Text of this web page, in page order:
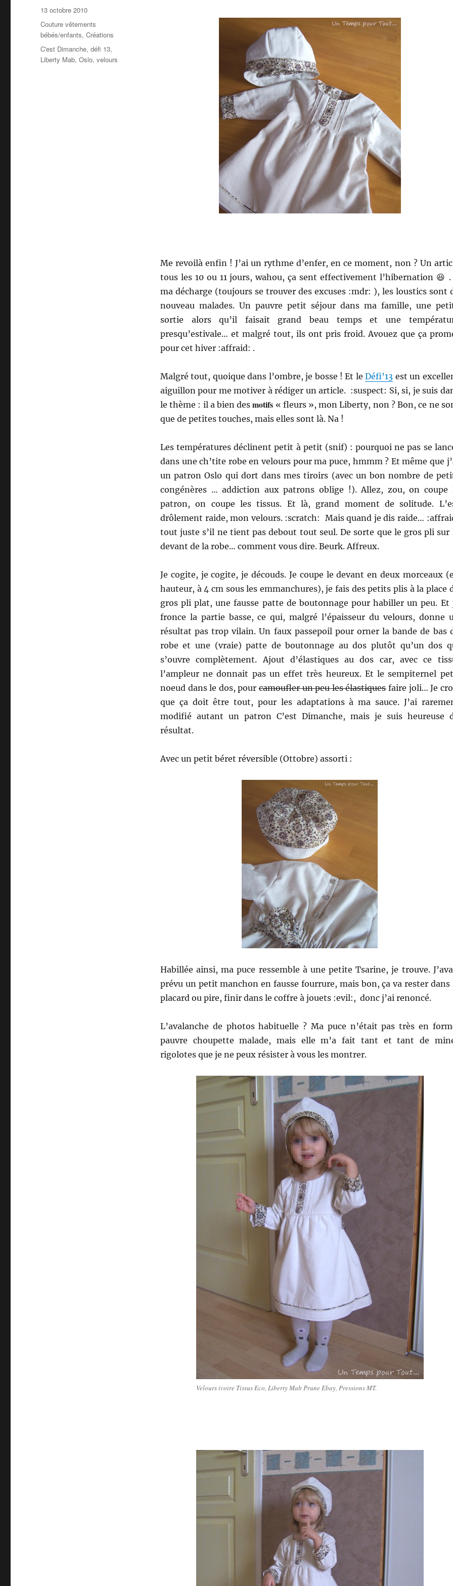
Me revoilà enfin ! J’ai un rythme d’enfer, en ce moment, non ? Un
tous les 10 ou 11 jours, wahou, ça sent effectivement l’hibernation 😆 .
ma décharge (toujours se trouver des excuses :mdr: ), les loustics sont
nouveau malades. Un pauvre petit séjour dans ma famille, une
sortie alors qu’il faisait grand beau temps et une
presqu’estivale… et malgré tout, ils ont pris froid. Avouez que ça
pour cet hiver :affraid: .
Malgré tout, quoique dans l’ombre, je bosse ! Et leDéfi’13 est un
aiguillon pour me motiver à rédiger un article. :suspect: Si, si, je suis
le thème : il a bien desmotifs « fleurs », mon Liberty, non ? Bon, ce ne
que de petites touches, mais elles sont là. Na !
Les températures déclinent petit à petit (snif) : pourquoi ne pas se
dans une ch’tite robe en velours pour ma puce, hmmm ? Et même que
un patron Oslo qui dort dans mes tiroirs (avec un bon nombre de
congénères … addiction aux patrons oblige !). Allez, zou, on coupe
patron, on coupe les tissus. Et là, grand moment de solitude.
drôlement raide, mon velours. :scratch: Mais quand je dis raide…
tout juste s’il ne tient pas debout tout seul. De sorte que le gros pli sur
devant de la robe… comment vous dire. Beurk. Affreux.
Je cogite, je cogite, je découds. Je coupe le devant en deux morceaux
hauteur, à 4 cm sous les emmanchures), je fais des petits plis à la place
gros pli plat, une fausse patte de boutonnage pour habiller un peu. Et
fronce la partie basse, ce qui, malgré l’épaisseur du velours, donne
résultat pas trop vilain. Un faux passepoil pour orner la bande de bas
robe et une (vraie) patte de boutonnage au dos plutôt qu’un dos
s’ouvre complètement. Ajout d’élastiques au dos car, avec ce
l’ampleur ne donnait pas un effet très heureux. Et le sempiternel
noeud dans le dos, pour camoufler un peu les élastiquesfaire joli… Je
que ça doit être tout, pour les adaptations à ma sauce. J’ai
modifié autant un patron C’est Dimanche, mais je suis heureuse
résultat.
Avec un petit béret réversible (Ottobre) assorti :
Habillée ainsi, ma puce ressemble à une petite Tsarine, je trouve.
prévu un petit manchon en fausse fourrure, mais bon, ça va rester dans
placard ou pire, finir dans le coffre à jouets :evil:, donc j’ai renoncé.
L’avalanche de photos habituelle ? Ma puce n’était pas très en
pauvre choupette malade, mais elle m’a fait tant et tant de
rigolotes que je ne peux résister à vous les montrer.
Velours ivoire Tissus Eco, Liberty Mab Prune Ebay, Pressions MT.
Publié
le
13 octobre 2010
Catégories
Couture vêtements
bébés/enfants,Créations
Étiquettes
C'est Dimanche,défi 13,
Liberty Mab,Oslo,velours